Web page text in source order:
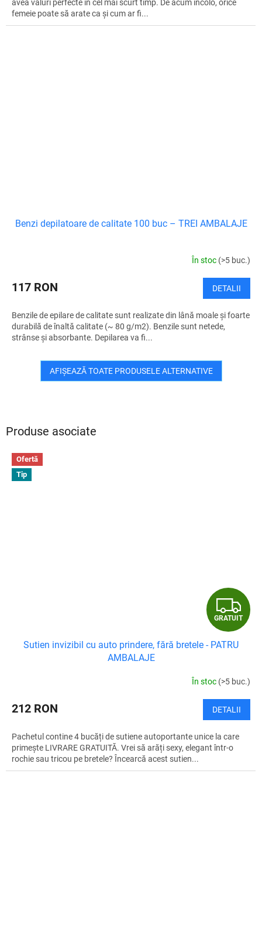
Produse asociate
Ofertă
Tip
G
R
T
U
I
GRATUIT
Sutien invizibil cu auto prindere, fără bretele - PATRU
AMBALAJE
În stoc (>5 buc.)
212 RON DETALII
Pachetul contine 4 bucăți de sutiene autoportante unice la care
primește LIVRARE GRATUITĂ. Vrei să arăți sexy, elegant într-o
rochie sau tricou pe bretele? Încearcă acest sutien...
avea valuri perfecte în cel mai scurt timp. De acum încolo, orice
femeie poate să arate ca și cum ar fi...
Benzi depilatoare de calitate 100 buc – TREI AMBALAJE
În stoc (>5 buc.)
117 RON DETALII
Benzile de epilare de calitate sunt realizate din lână moale și foarte
durabilă de înaltă calitate (~ 80 g/m2). Benzile sunt netede,
strânse și absorbante. Depilarea va fi...
AFIŞEAZĂ TOATE PRODUSELE ALTERNATIVE